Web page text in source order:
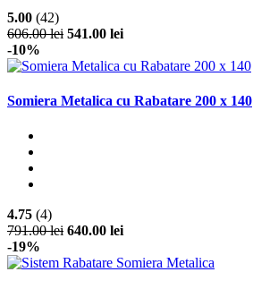
5.00 (42)
606.00 lei 541.00 lei
-10%
Somiera Metalica cu Rabatare 200 x 140
4.75 (4)
791.00 lei 640.00 lei
-19%